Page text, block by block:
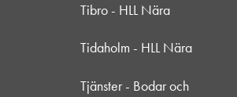
Tibro - HLL Nära
Tidaholm - HLL Nära
Tjänster - Bodar och